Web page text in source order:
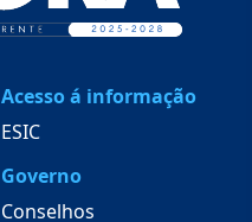
Acesso á informação
ESIC
Governo
Conselhos